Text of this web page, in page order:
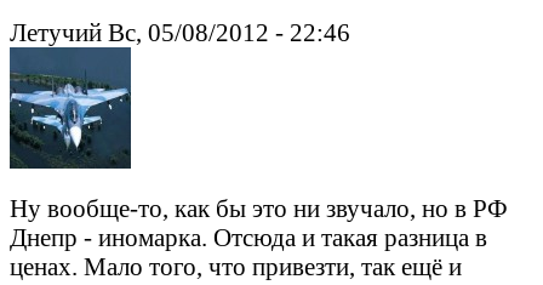
Летучий Вс, 05/08/2012 - 22:46
Ну вообще-то, как бы это ни звучало, но в РФ
Днепр - иномарка. Отсюда и такая разница в
ценах. Мало того, что привезти, так ещё и